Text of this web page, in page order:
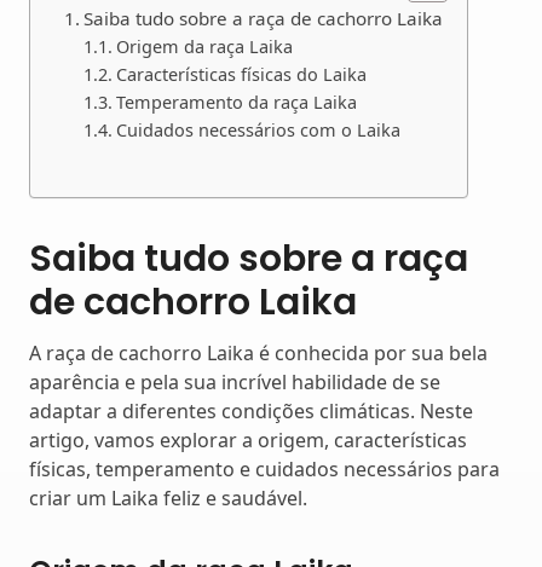
Saiba tudo sobre a raça de cachorro Laika
Origem da raça Laika
Características físicas do Laika
Temperamento da raça Laika
Cuidados necessários com o Laika
Saiba tudo sobre a raça
de cachorro Laika
A raça de cachorro Laika é conhecida por sua bela
aparência e pela sua incrível habilidade de se
adaptar a diferentes condições climáticas. Neste
artigo, vamos explorar a origem, características
físicas, temperamento e cuidados necessários para
criar um Laika feliz e saudável.